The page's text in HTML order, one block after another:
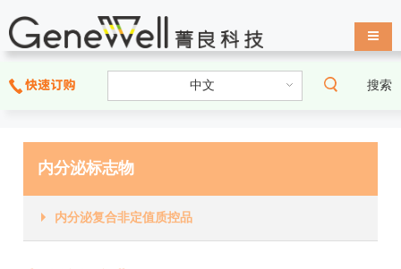
搜索
导航
内分泌标志物
内分泌复合非定值质控品